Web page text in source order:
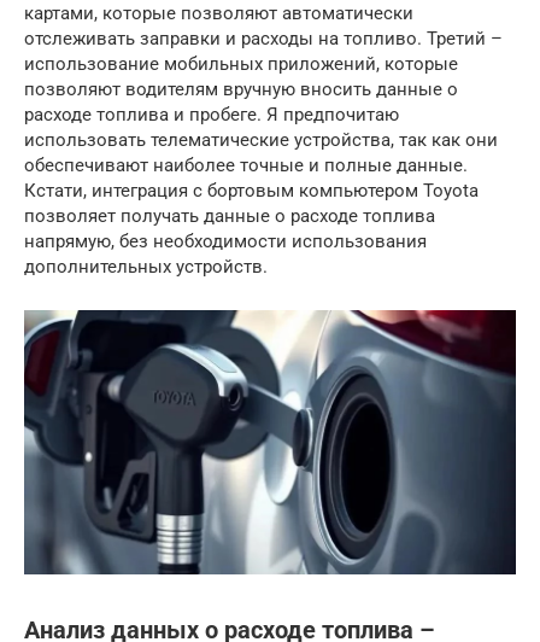
картами, которые позволяют автоматически
отслеживать заправки и расходы на топливо. Третий –
использование мобильных приложений, которые
позволяют водителям вручную вносить данные о
расходе топлива и пробеге. Я предпочитаю
использовать телематические устройства, так как они
обеспечивают наиболее точные и полные данные.
Кстати, интеграция с бортовым компьютером Toyota
позволяет получать данные о расходе топлива
напрямую, без необходимости использования
дополнительных устройств.
Анализ данных о расходе топлива –